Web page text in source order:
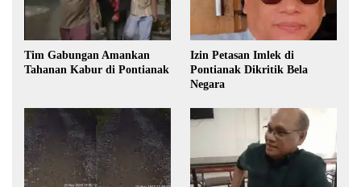
Tim Gabungan Amankan
Tahanan Kabur di Pontianak
Izin Petasan Imlek di
Pontianak Dikritik Bela
Negara